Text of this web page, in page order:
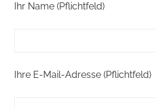
Ihr Name (Pflichtfeld)
Ihre E-Mail-Adresse (Pflichtfeld)